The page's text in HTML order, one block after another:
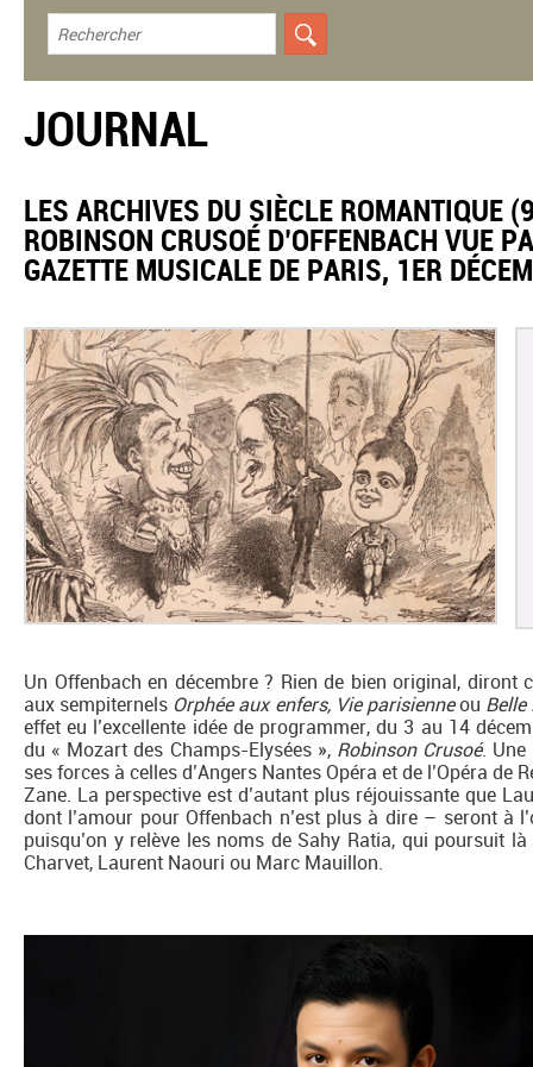
JOURNAL
​LES ARCHIVES DU SIÈCLE ROMANTIQUE
ROBINSON CRUSOÉ D’OFFENBACH VUE
GAZETTE MUSICALE DE PARIS, 1ER
Un Offenbach en décembre ? Rien de bien original,
aux sempiternels Orphée aux enfers, Vie parisienneou Belle
effet eu l’excellente idée de programmer, du 3 au 14
du « Mozart des Champs-Elysées », Robinson Crusoé. Une
ses forces à celles d’Angers Nantes Opéra et de l’Opéra
Zane. La perspective est d’autant plus réjouissante que
dont l’amour pour Offenbach n’est plus à dire – seront à
puisqu’on y relève les noms de Sahy Ratia, qui poursuit
Charvet, Laurent Naouri ou Marc Mauillon.